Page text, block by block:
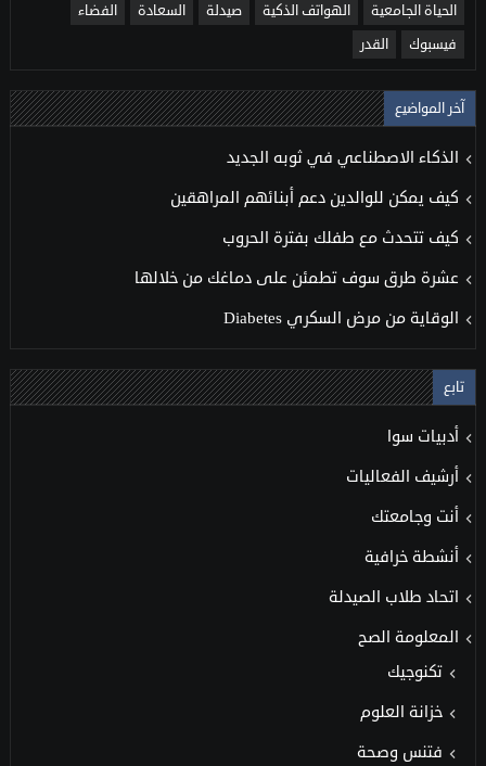
الحياة الجامعية
الهواتف الذكية صيدلة السعادة
الفضاء
فيسبوك
القدر
آخر المواضيع
الذكاء الاصطناعي في ثوبه الجديد
كيف يمكن للوالدين دعم أبنائهم المراهقين
كيف تتحدث مع طفلك بفترة الحروب
عشرة طرق سوف تطمئن على دماغك من خلالها
الوقاية من مرض السكري Diabetes
تابع
أدبيات سوا
أرشيف الفعاليات
أنت وجامعتك
أنشطة خرافية
اتحاد طلاب الصيدلة
المعلومة الصح
تكنوجيك
خزانة العلوم
فتنس وصحة